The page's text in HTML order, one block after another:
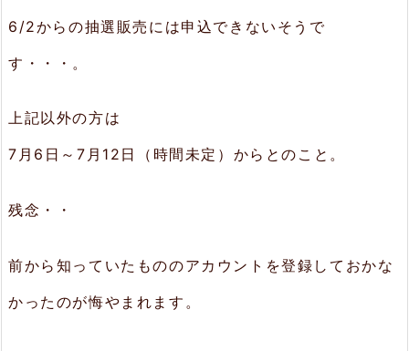
6/2からの抽選販売には申込できないそうで
す・・・。
上記以外の方は
7月6日～7月12日（時間未定）からとのこと。
残念・・
前から知っていたもののアカウントを登録しておかな
かったのが悔やまれます。